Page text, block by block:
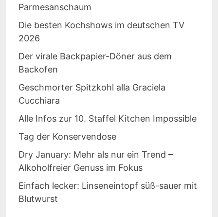
Parmesanschaum
Die besten Kochshows im deutschen TV
2026
Der virale Backpapier-Döner aus dem
Backofen
Geschmorter Spitzkohl alla Graciela
Cucchiara
Alle Infos zur 10. Staffel Kitchen Impossible
Tag der Konservendose
Dry January: Mehr als nur ein Trend –
Alkoholfreier Genuss im Fokus
Einfach lecker: Linseneintopf süß-sauer mit
Blutwurst